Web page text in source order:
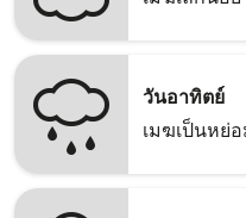
วันอาทิตย์
เมฆเป็นหย่